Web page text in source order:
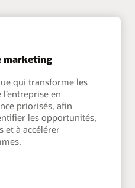
marketing
qui transforme les
en
priorisés, afin
les opportunités,
et à accélérer